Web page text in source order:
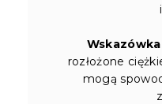
rozłożone
mogą